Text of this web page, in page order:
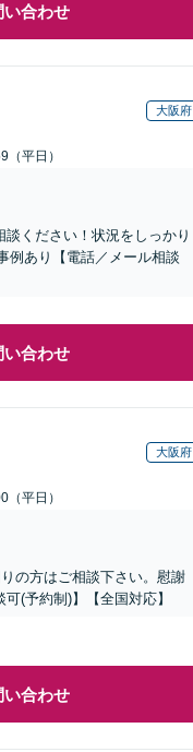
い合わせ
大阪府
平日）
ください！状況をしっかり
例あり【電話／メール相談
い合わせ
大阪府
平日）
の方はご相談下さい。慰謝
(予約制)】【全国対応】
い合わせ